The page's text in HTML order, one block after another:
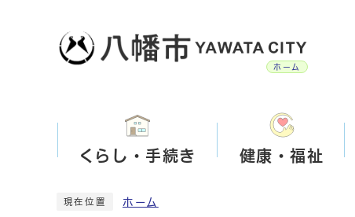
ホーム
くらし・手続き 健康・福祉
現在位置 ホーム